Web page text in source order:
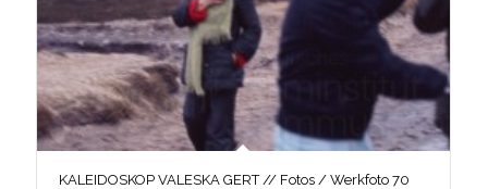
KALEIDOSKOP VALESKA GERT // Fotos / Werkfoto 70